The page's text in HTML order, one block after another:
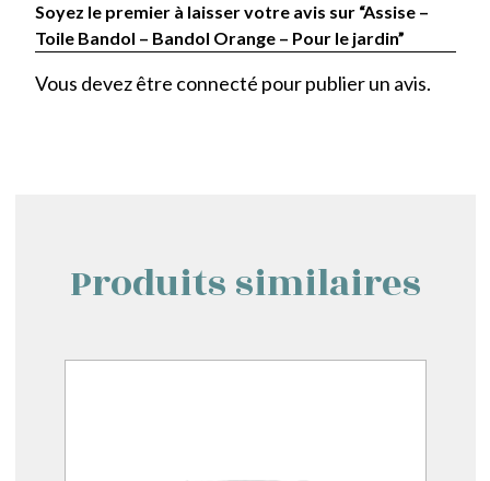
Soyez le premier à laisser votre avis sur “Assise –
Toile Bandol – Bandol Orange – Pour le jardin”
Vous devez être connecté pour publier un avis.
Produits similaires